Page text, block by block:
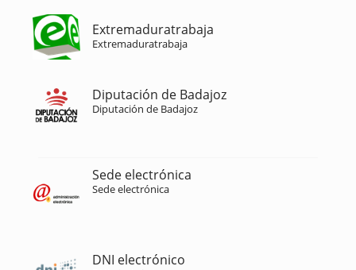
Extremaduratrabaja
Extremaduratrabaja
Diputación de Badajoz
Diputación de Badajoz
Sede electrónica
Sede electrónica
DNI electrónico